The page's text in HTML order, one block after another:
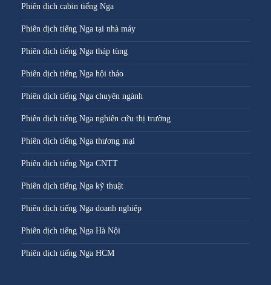
Phiên dịch cabin tiếng Nga
Phiên dịch tiếng Nga tại nhà máy
Phiên dịch tiếng Nga tháp tùng
Phiên dịch tiếng Nga hội thảo
Phiên dịch tiếng Nga chuyên ngành
Phiên dịch tiếng Nga nghiên cứu thị trường
Phiên dịch tiếng Nga thương mại
Phiên dịch tiếng Nga CNTT
Phiên dịch tiếng Nga kỹ thuật
Phiên dịch tiếng Nga doanh nghiệp
Phiên dịch tiếng Nga Hà Nội
Phiên dịch tiếng Nga HCM